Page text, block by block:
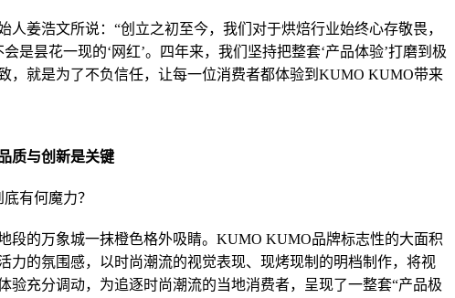
人姜浩文所说：“创立之初至今，我们对于烘焙行业始终心存敬畏，
是昙花一现的‘网红’。四年来，我们坚持把整套‘产品体验’打磨到极
，就是为了不负信任，让每一位消费者都体验到KUMO KUMO带来
质与创新是关键
有何魔力？
段的万象城一抹橙色格外吸睛。KUMO KUMO品牌标志性的大面积
力的氛围感，以时尚潮流的视觉表现、现烤现制的明档制作，将视
验充分调动，为追逐时尚潮流的当地消费者，呈现了一整套“产品极